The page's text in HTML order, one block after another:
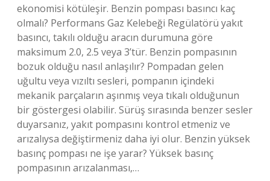
ekonomisi kötüleşir. Benzin pompası basıncı kaç
olmalı? Performans Gaz Kelebeği Regülatörü yakıt
basıncı, takılı olduğu aracın durumuna göre
maksimum 2.0, 2.5 veya 3’tür. Benzin pompasının
bozuk olduğu nasıl anlaşılır? Pompadan gelen
uğultu veya vızıltı sesleri, pompanın içindeki
mekanik parçaların aşınmış veya tıkalı olduğunun
bir göstergesi olabilir. Sürüş sırasında benzer sesler
duyarsanız, yakıt pompasını kontrol etmeniz ve
arızalıysa değiştirmeniz daha iyi olur. Benzin yüksek
basınç pompası ne işe yarar? Yüksek basınç
pompasının arızalanması,…